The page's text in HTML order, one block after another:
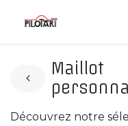
Maillot
Découvrez notre